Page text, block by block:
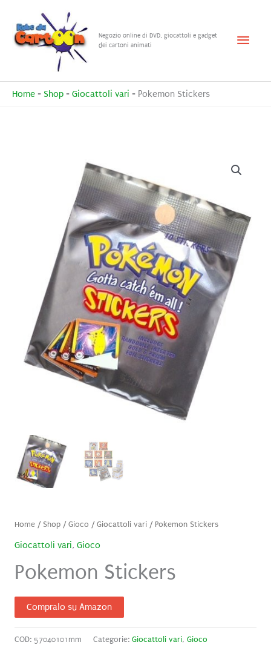
contenuto
Negozio online di DVD, giocattoli e gadget
dei cartoni animati
Menu
Home - Shop - Giocattoli vari - Pokemon Stickers
Home/ Shop/Gioco /Giocattoli vari/ Pokemon Stickers
Giocattoli vari, Gioco
Pokemon Stickers
Compralo su Amazon
COD: 57040101mm Categorie: Giocattoli vari, Gioco